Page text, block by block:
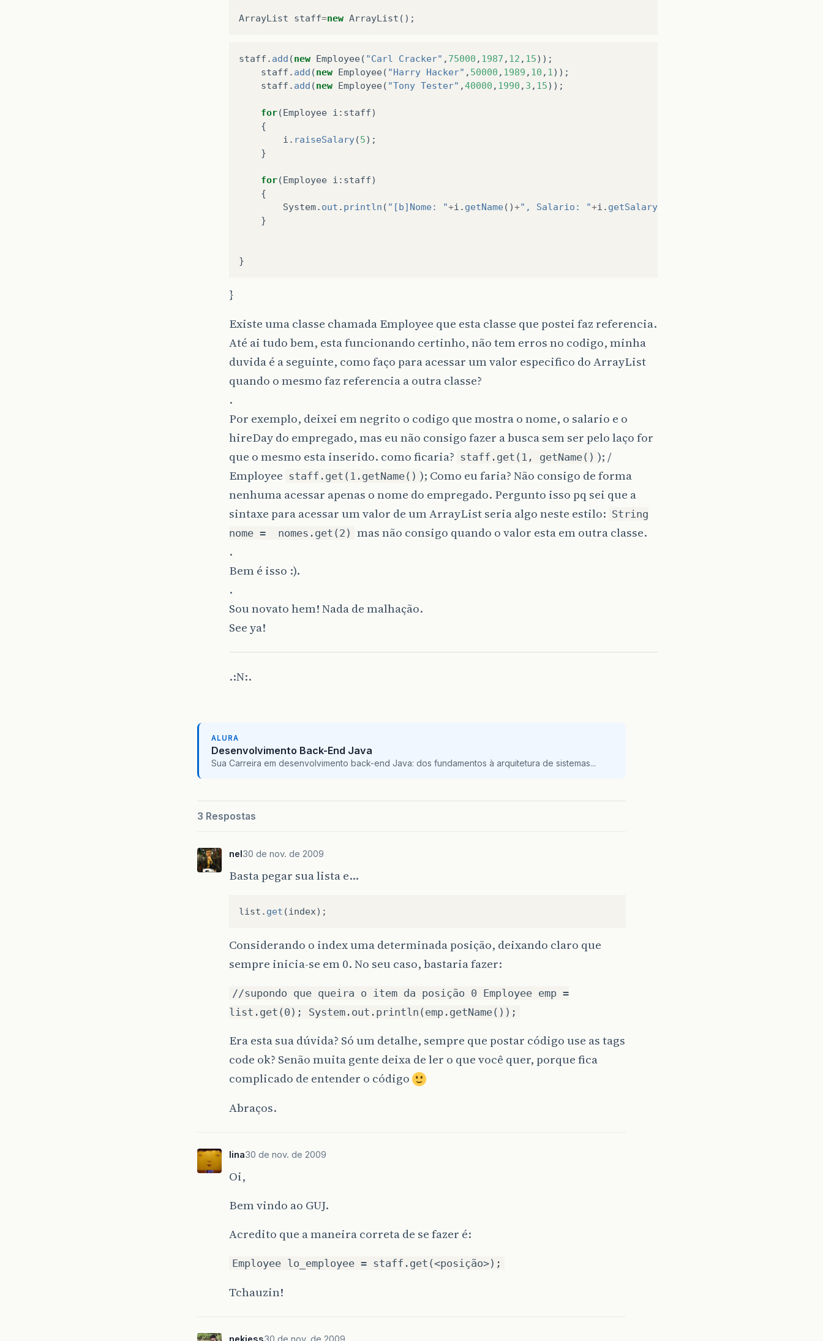
ArrayList staff=new ArrayList ();
staff . add (new Employee( "Carl Cracker" , 75000 , 1987 , 12 , 15));
staff . add (new Employee( "Harry Hacker" , 50000 , 1989 , 10 , 1 ));
staff . add (new Employee( "Tony Tester" ,40000 , 1990 , 3 , 15));
for(Employee i : staff)
{
i . raiseSalary(5);
}
for(Employee i : staff)
{
System. out . println ( "[b]Nome: "+i . getName()+", Salario: "+i . getSalary
}
}
}
Existe uma classe chamada Employee que esta classe que postei faz referencia.
Até ai tudo bem, esta funcionando certinho, não tem erros no codigo, minha
duvida é a seguinte, como faço para acessar um valor especifico do ArrayList
quando o mesmo faz referencia a outra classe?
.
Por exemplo, deixei em negrito o codigo que mostra o nome, o salario e o
hireDay do empregado, mas eu não consigo fazer a busca sem ser pelo laço for
que o mesmo esta inserido. como ficaria? staff.get(1, getName() ); /
Employee staff.get(1.getName() ); Como eu faria? Não consigo de forma
nenhuma acessar apenas o nome do empregado. Pergunto isso pq sei que a
sintaxe para acessar um valor de um ArrayList seria algo neste estilo: String
nome =
nomes.get(2) mas não consigo quando o valor esta em outra classe.
.
Bem é isso :).
.
Sou novato hem! Nada de malhação.
See ya!
.:N:.
ALURA
Desenvolvimento Back-End Java
Sua Carreira em desenvolvimento back-end Java: dos fundamentos à arquitetura de sistemas...
3 Respostas
nel30 de nov. de 2009
Basta pegar sua lista e…
list . get (index);
Considerando o index uma determinada posição, deixando claro que
sempre inicia-se em 0. No seu caso, bastaria fazer:
//supondo que queira o item da posição 0 Employee emp =
list.get(0); System.out.println(emp.getName());
Era esta sua dúvida? Só um detalhe, sempre que postar código use as tags
code ok? Senão muita gente deixa de ler o que você quer, porque fica
complicado de entender o código
Abraços.
lina30 de nov. de 2009
Oi,
Bem vindo ao GUJ.
Acredito que a maneira correta de se fazer é:
Employee lo_employee = staff.get(<posição>);
Tchauzin!